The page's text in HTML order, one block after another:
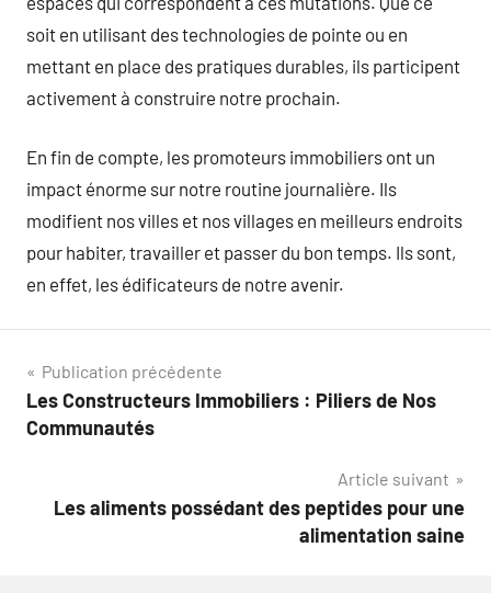
soit en utilisant des technologies de pointe ou en
mettant en place des pratiques durables, ils participent
activement à construire notre prochain.
En fin de compte, les promoteurs immobiliers ont un
impact énorme sur notre routine journalière. Ils
modifient nos villes et nos villages en meilleurs endroits
pour habiter, travailler et passer du bon temps. Ils sont,
en effet, les édificateurs de notre avenir.
Navigation
de
Publication précédente
Les Constructeurs Immobiliers : Piliers de Nos
Communautés
Article suivant
Les aliments possédant des peptides pour une
alimentation saine